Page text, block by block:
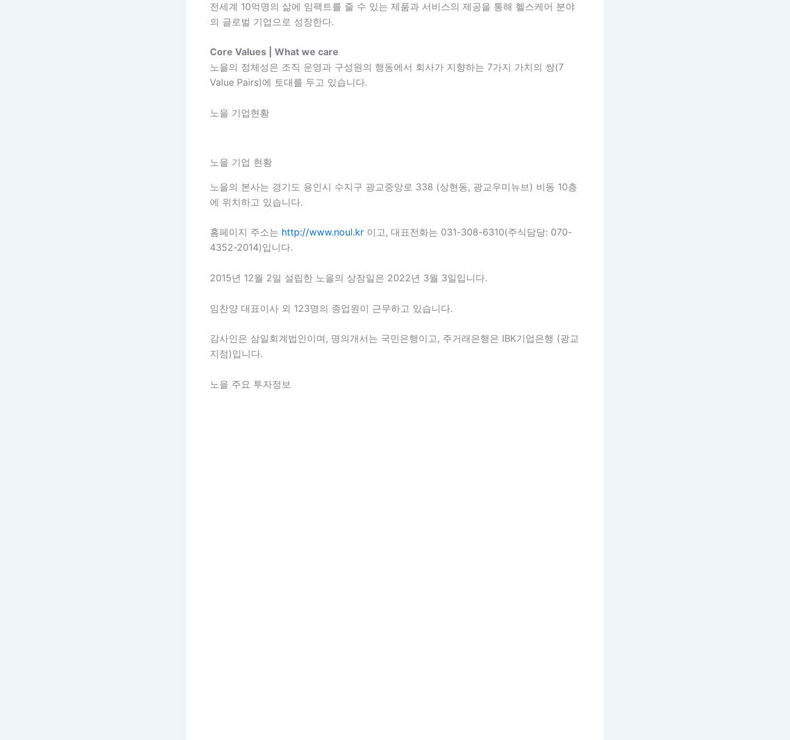
전세계 10억명의 삶에 임팩트를 줄 수 있는 제품과 서비스의 제공을 통해 헬스케어 분야
의 글로벌 기업으로 성장한다.
Core Values | What we care
노을의 정체성은 조직 운영과 구성원의 행동에서 회사가 지향하는 7가지 가치의 쌍(7
Value Pairs)에 토대를 두고 있습니다.
노을 기업현황
노을 기업 현황
노을의 본사는 경기도 용인시 수지구 광교중앙로 338 (상현동, 광교우미뉴브) 비동 10층
에 위치하고 있습니다.
홈페이지 주소는 http://www.noul.kr 이고, 대표전화는 031-308-6310(주식담당: 070-
4352-2014)입니다.
2015년 12월 2일 설립한 노을의 상장일은 2022년 3월 3일입니다.
임찬양 대표이사 외 123명의 종업원이 근무하고 있습니다.
감사인은 삼일회계법인이며, 명의개서는 국민은행이고, 주거래은행은 IBK기업은행 (광교
지점)입니다.
노을 주요 투자정보